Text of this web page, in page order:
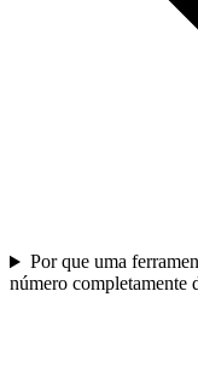
Por que uma
número completamente